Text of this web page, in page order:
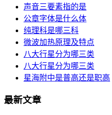
声音三要素指的是
公章字体是什么体
纯理科是哪三科
微波加热原理及特点
八大行星分为哪三类
八大行星分为哪三类
星海附中是普高还是职高
最新文章